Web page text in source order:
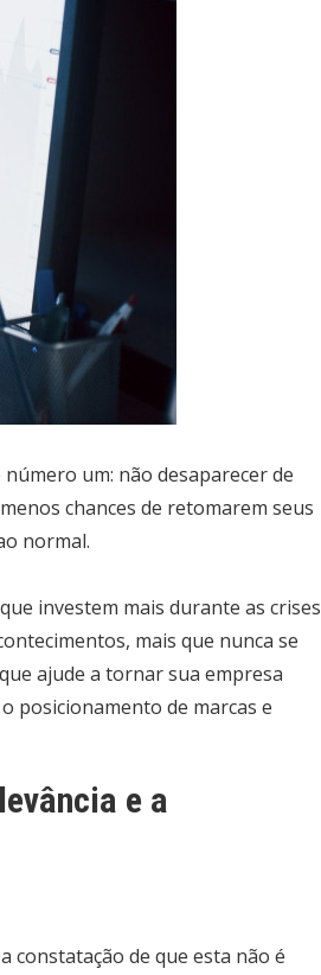
um: não desaparecer de
chances de retomarem seus
normal.
investem mais durante as crises
mais que nunca se
ajude a tornar sua empresa
posicionamento de marcas e
e a
constatação de que esta não é